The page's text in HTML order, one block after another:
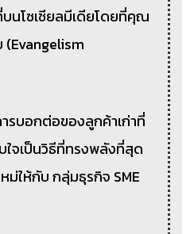
นโซเชียลมีเดียโดยที่คุณ
(Evangelism
รบอกต่อของลูกค้าเก่าที่
ใจเป็นวิธีที่ทรงพลังที่สุด
ม่ให้กับ กลุ่มธุรกิจ SME